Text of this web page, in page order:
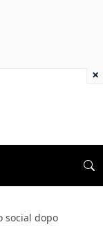
social dopo
×